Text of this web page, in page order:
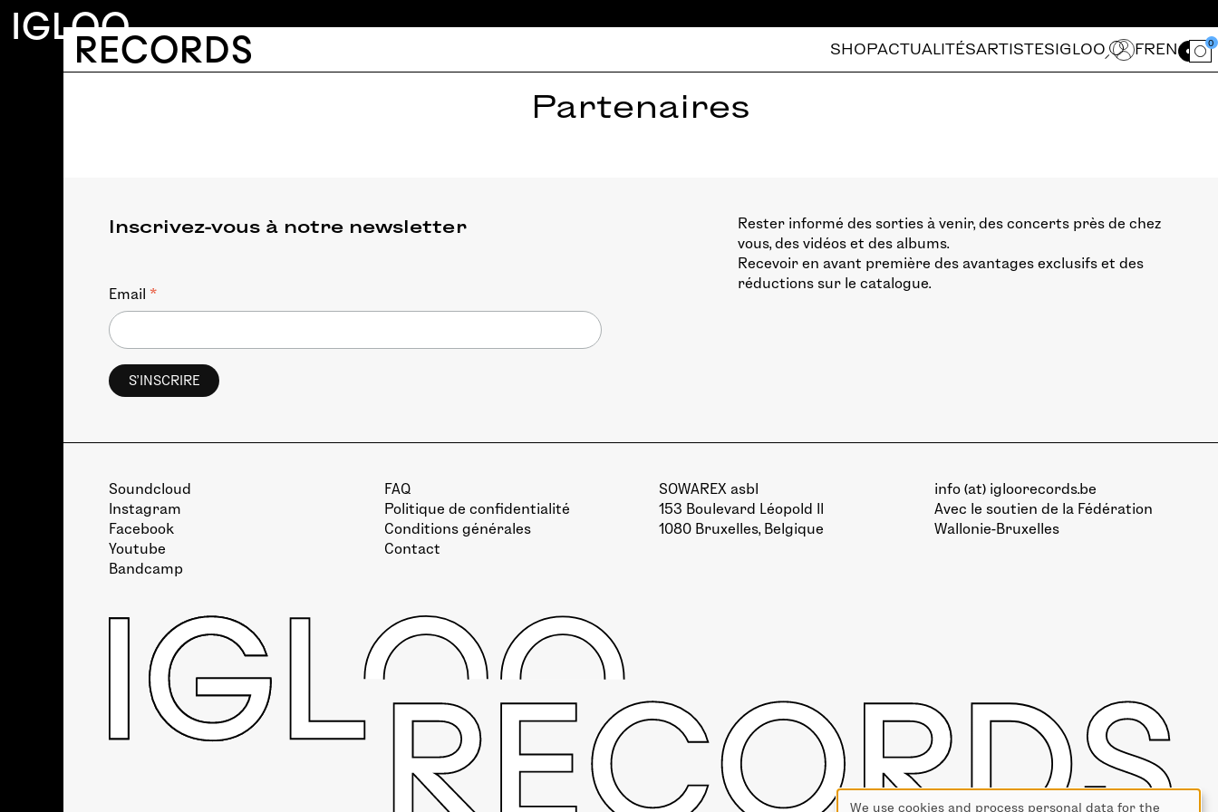
Aller au contenu principal
IGLOO
SHOPACTUALITÉSARTISTES IGLOO
IGLOO RECORDS RECORDS Ouvrir le
FR EN 0
Partenaires
Rester informé des sorties à venir, des concerts près de chez
vous, des vidéos et des albums.
Recevoir en avant première des avantages exclusifs et des
réductions sur le catalogue.
Inscrivez-vous à notre newsletter
Email *
Soundcloud
Instagram
Facebook
Youtube
Bandcamp
FAQ
Politique de confidentialité
Conditions générales
Contact
SOWAREX asbl
153 Boulevard Léopold II
1080 Bruxelles, Belgique
info (at) igloorecords.be
Avec le soutien de la Fédération
Wallonie-Bruxelles
We use cookies and process personal data for the